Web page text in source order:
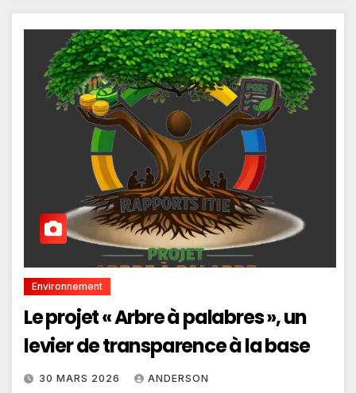
Environnement
Le projet « Arbre à palabres », un
levier de transparence à la base
30 MARS 2026 ANDERSON